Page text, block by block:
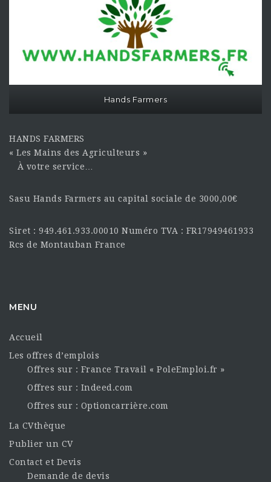
Hands Farmers
HANDS FARMERS
« Les Mains des Agriculteurs »
À votre service…
Sasu Hands Farmers au capital sociale de 3000,00€
Siret : 949.461.933.00010 Numéro TVA : FR17949461933
Rcs de Montauban France
MENU
Accueil
Les offres d’emplois
Offres sur : France Travail « PoleEmploi.fr »
Offres sur : Indeed.com
Offres sur : Optioncarrière.com
La CVthèque
Publier un CV
Contact et Devis
Demande de devis